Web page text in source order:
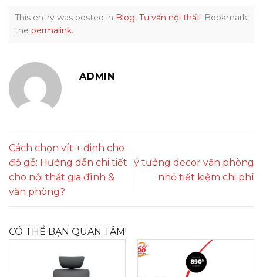
This entry was posted in Blog, Tư vấn nội thất. Bookmark
the permalink.
ADMIN
Cách chọn vít + đinh cho
đồ gỗ: Hướng dẫn chi tiết
cho nội thất gia đình &
văn phòng?
ý tưởng decor văn phòng
nhỏ tiết kiệm chi phí
CÓ THỂ BẠN QUAN TÂM!